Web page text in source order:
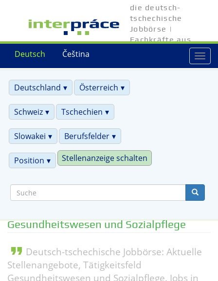
Čeština
Deutsch
die deutsch-
tschechische
Jobbörse |
Fachkräfte aus
Tschechien
Deutschland
Österreich
Schweiz Tschechien
Slowakei Berufsfelder
Position Stellenanzeige schalten
Gesundheitswesen und Sozialpflege
format_quote Deutsch-tschechische Jobbörse: Aktuelle
Stellenangebote, Tätigkeitsfeld
Gesundheitswesen und Sozialpflege. Jobs in